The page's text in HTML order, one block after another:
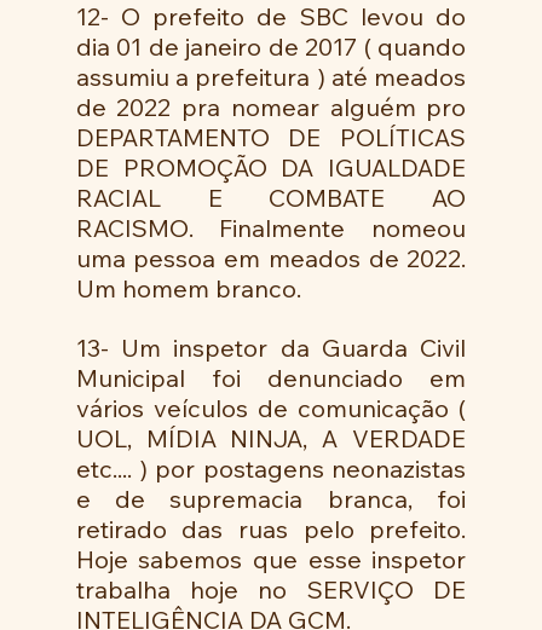
12- O prefeito de SBC levou do
dia 01 de janeiro de 2017 ( quando
assumiu a prefeitura ) até meados
de 2022 pra nomear alguém pro
DEPARTAMENTO DE POLÍTICAS
DE PROMOÇÃO DA IGUALDADE
RACIAL E COMBATE AO
RACISMO. Finalmente nomeou
uma pessoa em meados de 2022.
Um homem branco.
13- Um inspetor da Guarda Civil
Municipal foi denunciado em
vários veículos de comunicação (
UOL, MÍDIA NINJA, A VERDADE
etc.... ) por postagens neonazistas
e de supremacia branca, foi
retirado das ruas pelo prefeito.
Hoje sabemos que esse inspetor
trabalha hoje no SERVIÇO DE
INTELIGÊNCIA DA GCM.